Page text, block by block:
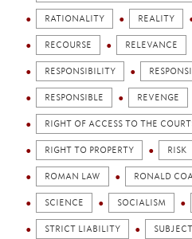
RATIONALITY REALITY
RECOURSE RELEVANCE
RESPONSIBILITY
RESPONSIBLE REVENGE
RIGHT OF ACCESS TO THE
RIGHT TO PROPERTY RISK
ROMAN LAW RONALD
SCIENCE SOCIALISM
STRICT LIABILITY